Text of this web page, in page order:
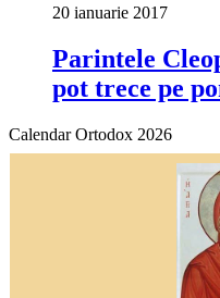
20 ianuarie 2017
Parintele
pot trece pe
Calendar Ortodox 2026